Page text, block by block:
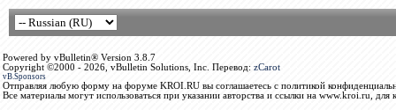
Powered by vBulletin® Version 3.8.7
Copyright ©2000 - 2026, vBulletin Solutions, Inc. Перевод: zCarot
vB.Sponsors
Отправляя любую форму на форуме KROI.RU вы соглашаетесь с политикой
Все материалы могут использоваться при указании авторства и ссылки на www.kroi.ru, для